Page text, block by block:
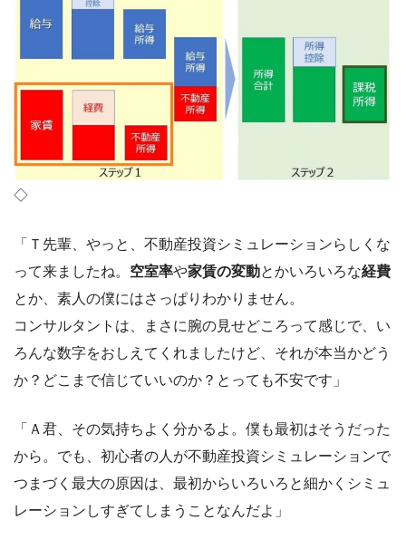
◇
「Ｔ先輩、やっと、不動産投資シミュレーションらしくな
って来ましたね。 空室率や家賃の変動とかいろいろな経費
とか、素人の僕にはさっぱりわかりません。
コンサルタントは、まさに腕の見せどころって感じで、い
ろんな数字をおしえてくれましたけど、それが本当かどう
か？どこまで信じていいのか？とっても不安です」
「Ａ君、その気持ちよく分かるよ。僕も最初はそうだった
から。でも、初心者の人が不動産投資シミュレーションで
つまづく最大の原因は、最初からいろいろと細かくシミュ
レーションしすぎてしまうことなんだよ」